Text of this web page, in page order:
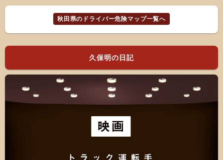
秋田県のドライバー危険マップ一覧へ
久保明の日記